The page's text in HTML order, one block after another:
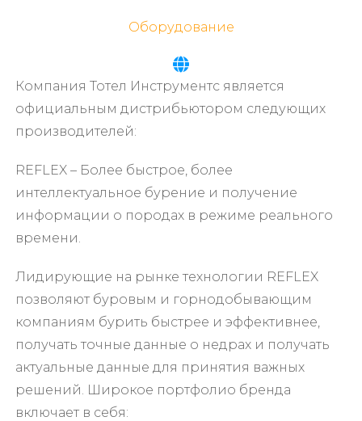
Оборудование
Компания Тотел Инструментс является
официальным дистрибьютором следующих
производителей:
REFLEX – Более быстрое, более
интеллектуальное бурение и получение
информации о породах в режиме реального
времени.
Лидирующие на рынке технологии REFLEX
позволяют буровым и горнодобывающим
компаниям бурить быстрее и эффективнее,
получать точные данные о недрах и получать
актуальные данные для принятия важных
решений. Широкое портфолио бренда
включает в себя: